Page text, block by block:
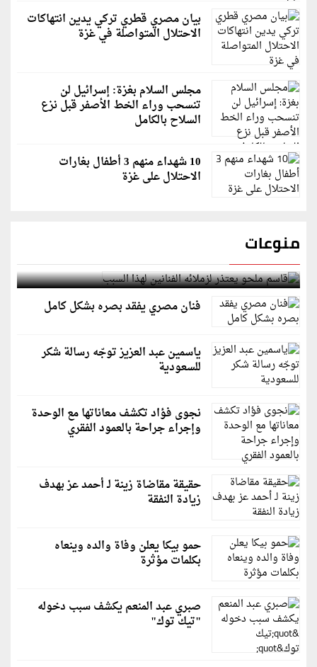
بيان مصري قطري تركي يدين انتهاكات
الاحتلال المتواصلة في غزة
مجلس السلام بغزة: إسرائيل لن
تنسحب وراء الخط الأصفر قبل نزع
السلاح بالكامل
10 شهداء منهم 3 أطفال بغارات
الاحتلال على غزة
منوعات
قاسم ملحو يعتذر لزملائه الفنانين لهذا السبب
فنان مصري يفقد بصره بشكل كامل
ياسمين عبد العزيز توجّه رسالة شكر
للسعودية
نجوى فؤاد تكشف معاناتها مع الوحدة
وإجراء جراحة بالعمود الفقري
حقيقة مقاضاة زينة لـ أحمد عز بهدف
زيادة النفقة
حمو بيكا يعلن وفاة والده وينعاه
بكلمات مؤثرة
صبري عبد المنعم يكشف سبب دخوله
"تيك توك"